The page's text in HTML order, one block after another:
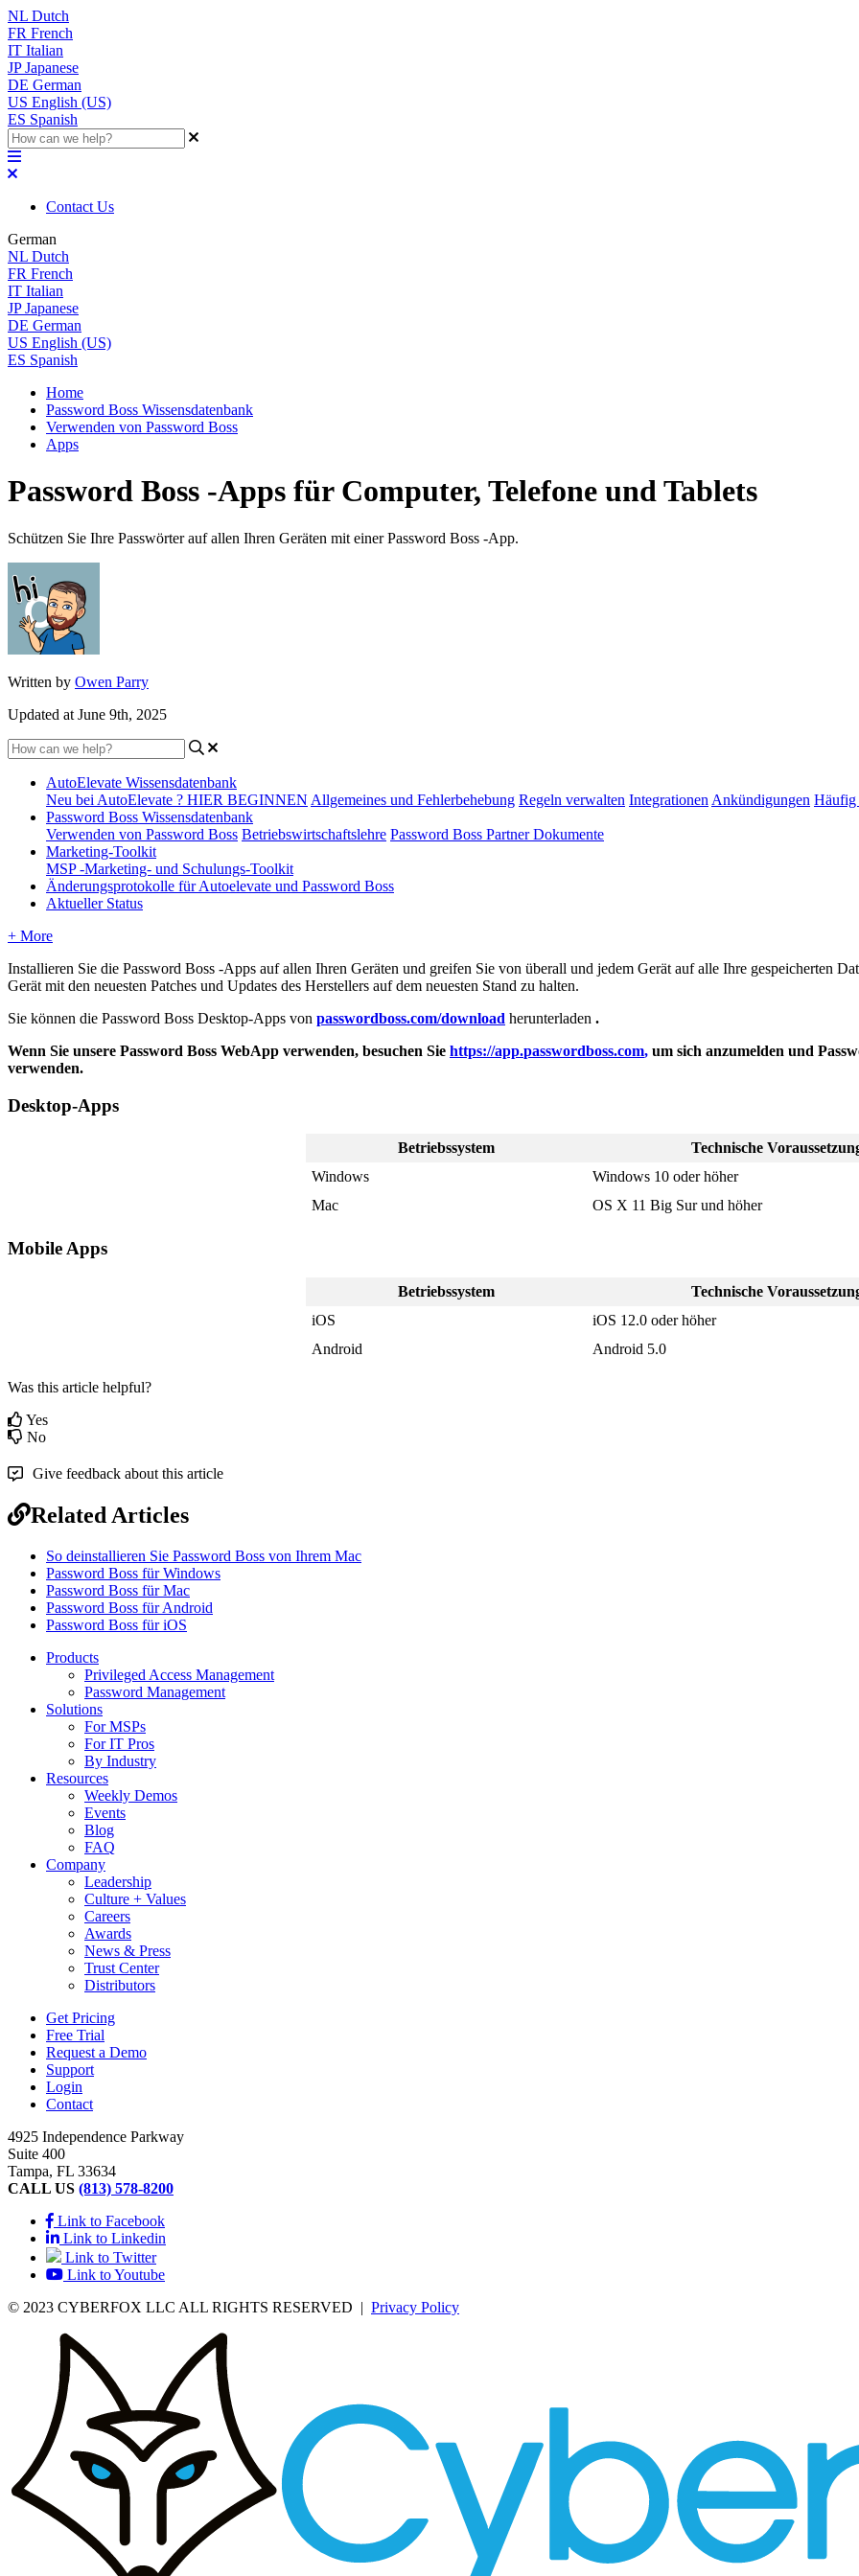
NL Dutch
FR French
IT Italian
JP Japanese
DE German
US English (US)
ES Spanish
Contact Us
German
NL Dutch
FR French
IT Italian
JP Japanese
DE German
US English (US)
ES Spanish
Home
Password Boss Wissensdatenbank
Verwenden von Password Boss
Apps
Password Boss -Apps für Computer, Telefone und Tablets
Schützen Sie Ihre Passwörter auf allen Ihren Geräten mit einer Password Boss -App.
Written by Owen Parry
Updated at June 9th, 2025
AutoElevate Wissensdatenbank
Neu bei AutoElevate ? HIER BEGINNEN Allgemeines und Fehlerbehebung Regeln verwalten Integrationen Ankündigungen Häufig
Password Boss Wissensdatenbank
Verwenden von Password Boss Betriebswirtschaftslehre Password Boss Partner Dokumente
Marketing-Toolkit
MSP -Marketing- und Schulungs-Toolkit
Änderungsprotokolle für Autoelevate und Password Boss
Aktueller Status
+ More
Installieren Sie die Password Boss -Apps auf allen Ihren Geräten und greifen Sie von überall und jedem Gerät auf alle Ihre gespeicherten
Gerät mit den neuesten Patches und Updates des Herstellers auf dem neuesten Stand zu halten.
Sie können die Password Boss Desktop-Apps von passwordboss.com/download herunterladen .
Wenn Sie unsere Password Boss WebApp verwenden, besuchen Sie https://app.passwordboss.com, um sich anzumelden und
verwenden.
Desktop-Apps
Betriebssystem Technische
Windows
Windows 10 oder höher
Mac
OS X 11 Big Sur und höher
Mobile Apps
Betriebssystem Technische
iOS
iOS 12.0 oder höher
Android
Android 5.0
Was this article helpful?
Yes
No
Give feedback about this article
Related Articles
So deinstallieren Sie Password Boss von Ihrem Mac
Password Boss für Windows
Password Boss für Mac
Password Boss für Android
Password Boss für iOS
Products
Privileged Access Management
Password Management
Solutions
For MSPs
For IT Pros
By Industry
Resources
Weekly Demos
Events
Blog
FAQ
Company
Leadership
Culture + Values
Careers
Awards
News & Press
Trust Center
Distributors
Get Pricing
Free Trial
Request a Demo
Support
Login
Contact
4925 Independence Parkway
Suite 400
Tampa, FL 33634
CALL US (813) 578-8200
Link to Facebook
Link to Linkedin
Link to Twitter
Link to Youtube
© 2023 CYBERFOX LLC ALL RIGHTS RESERVED | Privacy Policy